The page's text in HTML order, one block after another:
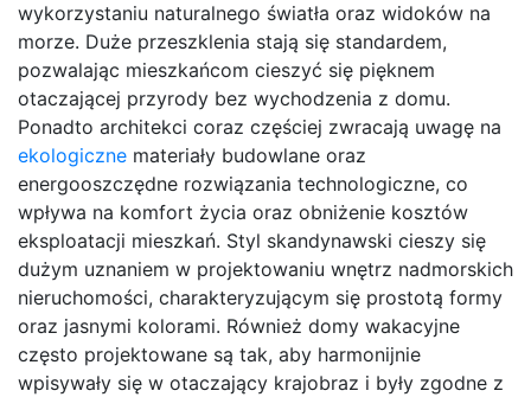
wykorzystaniu naturalnego światła oraz widoków na
morze. Duże przeszklenia stają się standardem,
pozwalając mieszkańcom cieszyć się pięknem
otaczającej przyrody bez wychodzenia z domu.
Ponadto architekci coraz częściej zwracają uwagę na
ekologiczne materiały budowlane oraz
energooszczędne rozwiązania technologiczne, co
wpływa na komfort życia oraz obniżenie kosztów
eksploatacji mieszkań. Styl skandynawski cieszy się
dużym uznaniem w projektowaniu wnętrz nadmorskich
nieruchomości, charakteryzującym się prostotą formy
oraz jasnymi kolorami. Również domy wakacyjne
często projektowane są tak, aby harmonijnie
wpisywały się w otaczający krajobraz i były zgodne z